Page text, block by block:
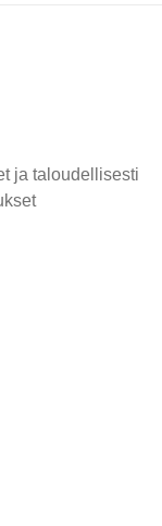
ja taloudellisesti